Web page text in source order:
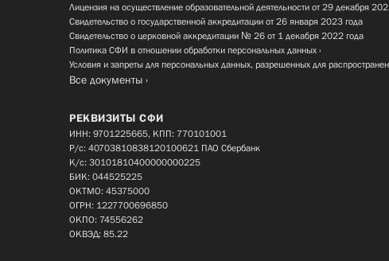
Лицензия на осуществление образовательной деятельности от 29 декабря
Свидетельство о государственной аккредитации от 26 января 2023 года
Свидетельство о церковной аккредитации № 26 от 1 декабря 2022 года
Политика СФИ в отношении обработки персональных данных
Условия и запреты для персональных данных, разрешенных для
Все документы
РЕКВИЗИТЫ СФИ
ИНН: 9701225665, КПП: 770101001
Р/с: 40703810838120100621 ПАО Сбербанк
К/с: 30101810400000000225
БИК: 044525225
ОКТМО: 45375000
ОГРН: 1227700696850
ОКПО: 74556262
ОКВЭД: 85.22